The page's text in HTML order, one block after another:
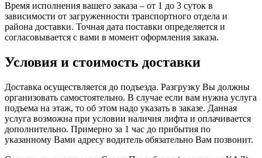
Время исполнения вашего заказа – от 1 до 3 суток в
зависимости от загруженности транспортного отдела и
района доставки. Точная дата поставки определяется и
согласовывается с вами в момент оформления заказа.
Условия и стоимость доставки
Доставка осуществляется до подъезда. Разгрузку Вы должны
организовать самостоятельно. В случае если вам нужна услуга
подъема на этаж, то об этом надо указать в заказе. Данная
услуга возможна при условии наличия лифта и оплачивается
дополнительно. Примерно за 1 час до прибытия по
указанному Вами адресу водитель обязательно Вам позвонит.